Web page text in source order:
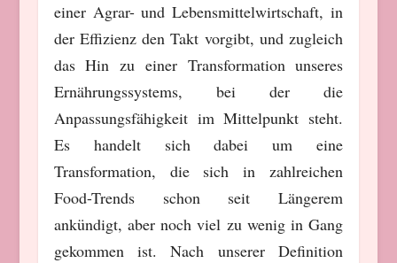
einer Agrar- und Lebensmittelwirtschaft, in
der Effizienz den Takt vorgibt, und zugleich
das Hin zu einer Transformation unseres
Ernährungssystems, bei der die
Anpassungsfähigkeit im Mittelpunkt steht.
Es handelt sich dabei um eine
Transformation, die sich in zahlreichen
Food-Trends schon seit Längerem
ankündigt, aber noch viel zu wenig in Gang
gekommen ist. Nach unserer Definition